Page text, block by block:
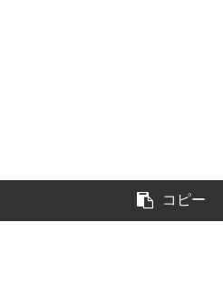
コピー